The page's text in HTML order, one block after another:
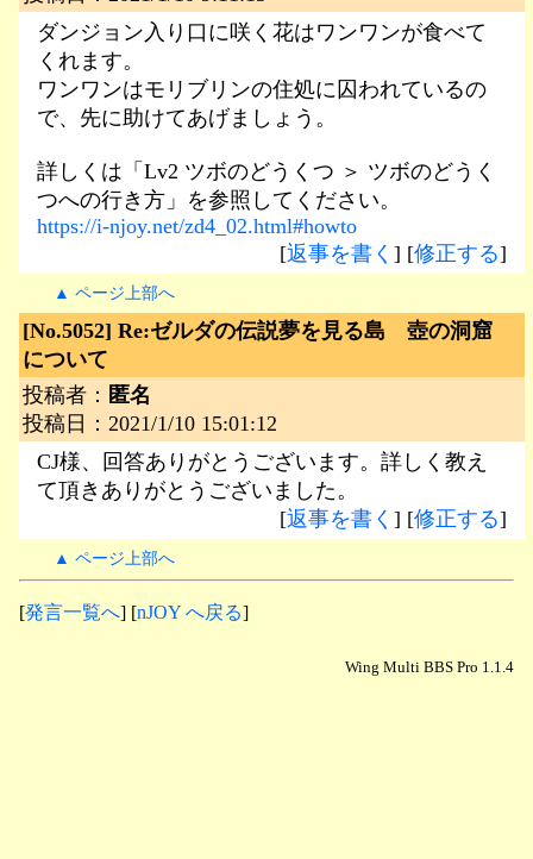
ダンジョン入り口に咲く花はワンワンが食べて
くれます。
ワンワンはモリブリンの住処に囚われているの
で、先に助けてあげましょう。
詳しくは「Lv2 ツボのどうくつ ＞ ツボのどうく
つへの行き方」を参照してください。
https://i-njoy.net/zd4_02.html#howto
[返事を書く] [修正する]
▲ ページ上部へ
[No.5052] Re:ゼルダの伝説夢を見る島 壺の洞窟
について
投稿者： 匿名
投稿日：2021/1/10 15:01:12
CJ様、回答ありがとうございます。詳しく教え
て頂きありがとうございました。
[返事を書く] [修正する]
▲ ページ上部へ
[発言一覧へ] [nJOY へ戻る]
Wing Multi BBS Pro 1.1.4